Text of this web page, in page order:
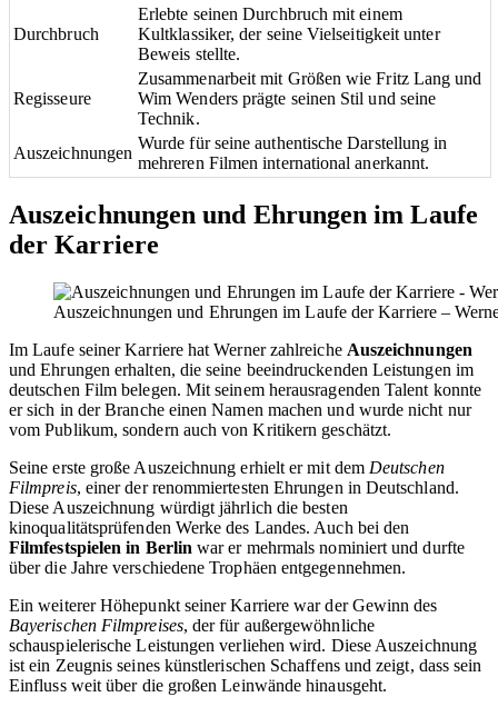
Durchbruch
Erlebte seinen Durchbruch mit einem
Kultklassiker, der seine Vielseitigkeit unter
Beweis stellte.
Regisseure
Zusammenarbeit mit Größen wie Fritz Lang und
Wim Wenders prägte seinen Stil und seine
Technik.
Auszeichnungen
Wurde für seine authentische Darstellung in
mehreren Filmen international anerkannt.
Auszeichnungen und Ehrungen im Laufe
der Karriere
Auszeichnungen und Ehrungen im Laufe der Karriere –
Im Laufe seiner Karriere hat Werner zahlreiche Auszeichnungen
und Ehrungen erhalten, die seine beeindruckenden Leistungen im
deutschen Film belegen. Mit seinem herausragenden Talent konnte
er sich in der Branche einen Namen machen und wurde nicht nur
vom Publikum, sondern auch von Kritikern geschätzt.
Seine erste große Auszeichnung erhielt er mit dem Deutschen
Filmpreis, einer der renommiertesten Ehrungen in Deutschland.
Diese Auszeichnung würdigt jährlich die besten
kinoqualitätsprüfenden Werke des Landes. Auch bei den
Filmfestspielen in Berlin war er mehrmals nominiert und durfte
über die Jahre verschiedene Trophäen entgegennehmen.
Ein weiterer Höhepunkt seiner Karriere war der Gewinn des
Bayerischen Filmpreises, der für außergewöhnliche
schauspielerische Leistungen verliehen wird. Diese Auszeichnung
ist ein Zeugnis seines künstlerischen Schaffens und zeigt, dass sein
Einfluss weit über die großen Leinwände hinausgeht.